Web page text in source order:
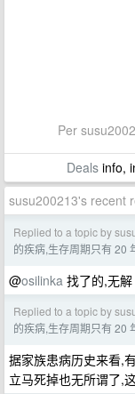
Per
Dealsinfo,
susu200213's recent
Replied to a topic by
的疾病,生存周期只有 20
@osilinka 找了的,无解
Replied to a topic by
的疾病,生存周期只有 20
据家族患病历史来看,
立马死掉也无所谓了,